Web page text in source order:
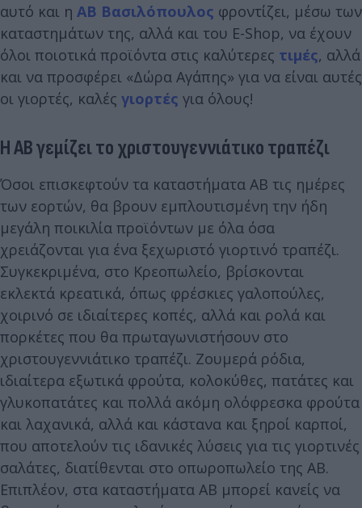
αυτό και η ΑΒ Βασιλόπουλος φροντίζει, μέσω των
καταστημάτων της, αλλά και του E-Shop, να έχουν
όλοι ποιοτικά προϊόντα στις καλύτερες τιμές, αλλά
και να προσφέρει «Δώρα Αγάπης» για να είναι αυτές
οι γιορτές, καλές γιορτές για όλους!
Η ΑΒ γεμίζει το χριστουγεννιάτικο τραπέζι
Όσοι επισκεφτούν τα καταστήματα AB τις ημέρες
των εορτών, θα βρουν εμπλουτισμένη την ήδη
μεγάλη ποικιλία προϊόντων με όλα όσα
χρειάζονται για ένα ξεχωριστό γιορτινό τραπέζι.
Συγκεκριμένα, στο Κρεοπωλείο, βρίσκονται
εκλεκτά κρεατικά, όπως φρέσκιες γαλοπούλες,
χοιρινό σε ιδιαίτερες κοπές, αλλά και ρολά και
πορκέτες που θα πρωταγωνιστήσουν στο
χριστουγεννιάτικο τραπέζι. Ζουμερά ρόδια,
ιδιαίτερα εξωτικά φρούτα, κολοκύθες, πατάτες και
γλυκοπατάτες και πολλά ακόμη ολόφρεσκα φρούτα
και λαχανικά, αλλά και κάστανα και ξηροί καρποί,
που αποτελούν τις ιδανικές λύσεις για τις γιορτινές
σαλάτες, διατίθενται στο οπωροπωλείο της ΑΒ.
Επιπλέον, στα καταστήματα ΑΒ μπορεί κανείς να